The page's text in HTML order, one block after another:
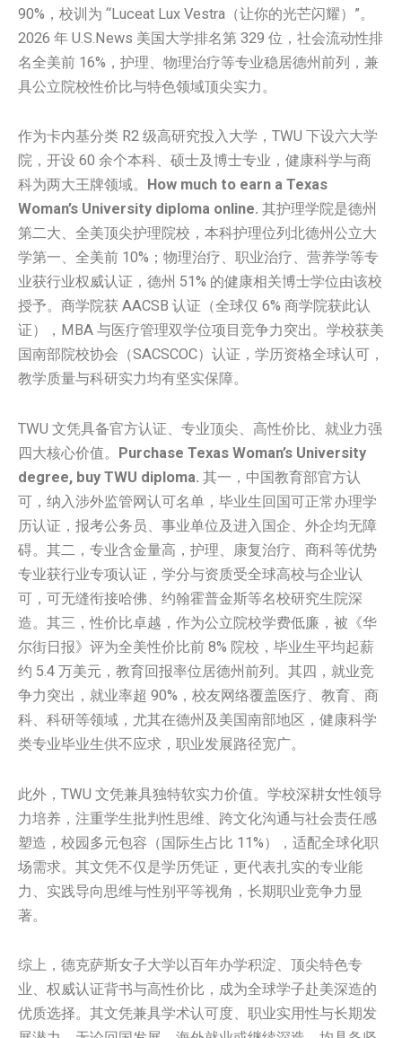
90%，校训为 “Luceat Lux Vestra（让你的光芒闪耀）”。
2026 年 U.S.News 美国大学排名第 329 位，社会流动性排
名全美前 16%，护理、物理治疗等专业稳居德州前列，兼
具公立院校性价比与特色领域顶尖实力。
作为卡内基分类 R2 级高研究投入大学，TWU 下设六大学
院，开设 60 余个本科、硕士及博士专业，健康科学与商
科为两大王牌领域。
How much to earn a Texas
Woman’s University diploma online. 其护理学院是德州
第二大、全美顶尖护理院校，本科护理位列北德州公立大
学第一、全美前 10%；物理治疗、职业治疗、营养学等专
业获行业权威认证，德州 51% 的健康相关博士学位由该校
授予。商学院获 AACSB 认证（全球仅 6% 商学院获此认
证），MBA 与医疗管理双学位项目竞争力突出。学校获美
国南部院校协会（SACSCOC）认证，学历资格全球认可，
教学质量与科研实力均有坚实保障。
TWU 文凭具备官方认证、专业顶尖、高性价比、就业力强
四大核心价值。 Purchase Texas Woman’s University
degree, buy TWU diploma. 其一，中国教育部官方认
可，纳入涉外监管网认可名单，毕业生回国可正常办理学
历认证，报考公务员、事业单位及进入国企、外企均无障
碍。其二，专业含金量高，护理、康复治疗、商科等优势
专业获行业专项认证，学分与资质受全球高校与企业认
可，可无缝衔接哈佛、约翰霍普金斯等名校研究生院深
造。其三，性价比卓越，作为公立院校学费低廉，被《华
尔街日报》评为全美性价比前 8% 院校，毕业生平均起薪
约 5.4 万美元，教育回报率位居德州前列。其四，就业竞
争力突出，就业率超 90%，校友网络覆盖医疗、教育、商
科、科研等领域，尤其在德州及美国南部地区，健康科学
类专业毕业生供不应求，职业发展路径宽广。
此外，TWU 文凭兼具独特软实力价值。学校深耕女性领导
力培养，注重学生批判性思维、跨文化沟通与社会责任感
塑造，校园多元包容（国际生占比 11%），适配全球化职
场需求。其文凭不仅是学历凭证，更代表扎实的专业能
力、实践导向思维与性别平等视角，长期职业竞争力显
著。
综上，德克萨斯女子大学以百年办学积淀、顶尖特色专
业、权威认证背书与高性价比，成为全球学子赴美深造的
优质选择。其文凭兼具学术认可度、职业实用性与长期发